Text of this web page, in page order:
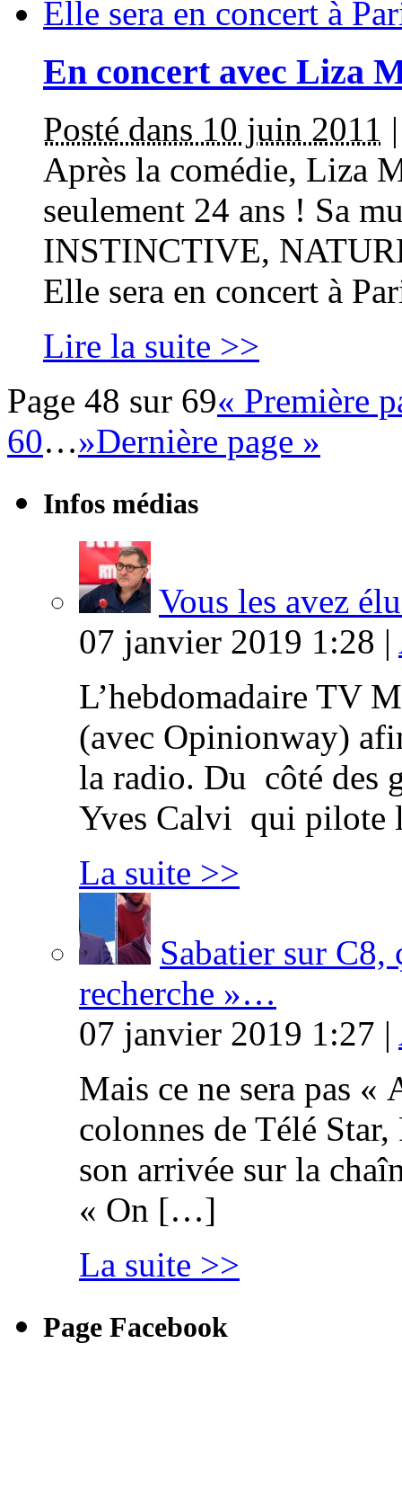
En concert avec Liza
Posté dans 10 juin 2011
Après la comédie, Liza
seulement 24 ans ! Sa
INSTINCTIVE,
Elle sera en concert à
Lire la suite >>
Page 48 sur 69« Première
60…»Dernière page »
Infos médias
Vous les avez
07 janvier 2019 1:28 |
L’hebdomadaire TV
(avec Opinionway)
la radio. Du côté des
Yves Calvi qui
La suite >>
Sabatier sur C8,
recherche »…
07 janvier 2019 1:27 |
Mais ce ne sera pas «
colonnes de Télé
son arrivée sur la
« On […]
La suite >>
Page Facebook